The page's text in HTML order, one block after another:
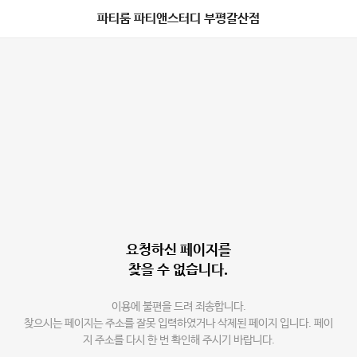
파티룸 파티앤스터디 부평갈산점
요청하신 페이지를
찾을 수 없습니다.
이용에 불편을 드려 죄송합니다.
찾으시는 페이지는 주소를 잘못 입력하였거나 삭제된 페이지 입니다. 페이
지 주소를 다시 한 번 확인해 주시기 바랍니다.